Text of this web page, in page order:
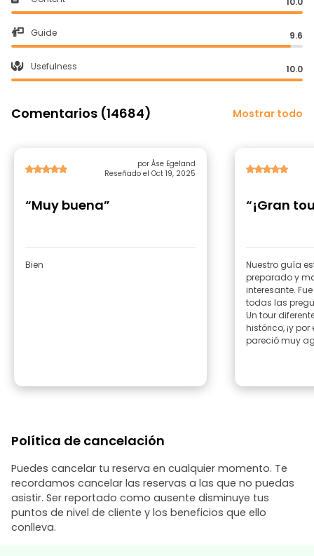
Guide 9.6
Usefulness 10.0
Comentarios (14684) Mostrar todo
por Åse Egeland
Reseñado el Oct 19, 2025
“Muy buena”
Bien
“¡Gran
Nuestro guía
preparado y
interesante.
todas las
Un tour
histórico, ¡y
pareció muy
Política de cancelación
Puedes cancelar tu reserva en cualquier momento. Te
recordamos cancelar las reservas a las que no puedas
asistir. Ser reportado como ausente disminuye tus
puntos de nivel de cliente y los beneficios que ello
conlleva.